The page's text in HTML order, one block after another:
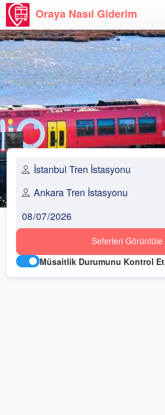
Oraya Nasıl Giderim
Seferleri Görüntüle
Müsaitlik Durumunu Kontrol Et